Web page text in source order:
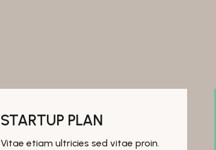
STARTUP PLAN
Vitae etiam ultricies sed vitae proin.